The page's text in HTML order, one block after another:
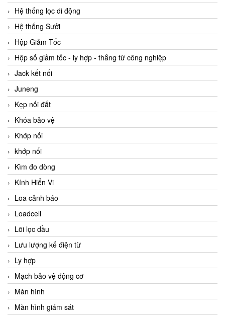
Hệ thống lọc di động
Hệ thống Sưởi
Hộp Giảm Tốc
Hộp số giảm tốc - ly hợp - thắng từ công nghiệp
Jack kết nối
Juneng
Kẹp nối đất
Khóa bảo vệ
Khớp nối
khớp nối
Kìm đo dòng
Kính Hiển Vi
Loa cảnh báo
Loadcell
Lõi lọc dầu
Lưu lượng kế điện từ
Ly hợp
Mạch bảo vệ động cơ
Màn hình
Màn hình giám sát